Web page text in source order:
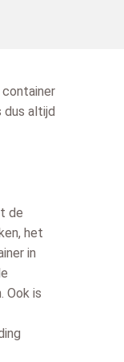
container
dus altijd
de
het
in
Ook is